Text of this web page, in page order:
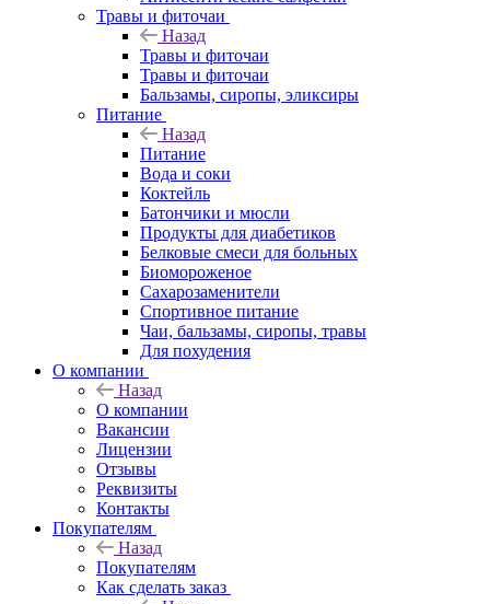
Травы и фиточаи
Назад
Травы и фиточаи
Травы и фиточаи
Бальзамы, сиропы, эликсиры
Питание
Назад
Питание
Вода и соки
Коктейль
Батончики и мюсли
Продукты для диабетиков
Белковые смеси для больных
Биомороженое
Сахарозаменители
Спортивное питание
Чаи, бальзамы, сиропы, травы
Для похудения
О компании
Назад
О компании
Вакансии
Лицензии
Отзывы
Реквизиты
Контакты
Покупателям
Назад
Покупателям
Как сделать заказ